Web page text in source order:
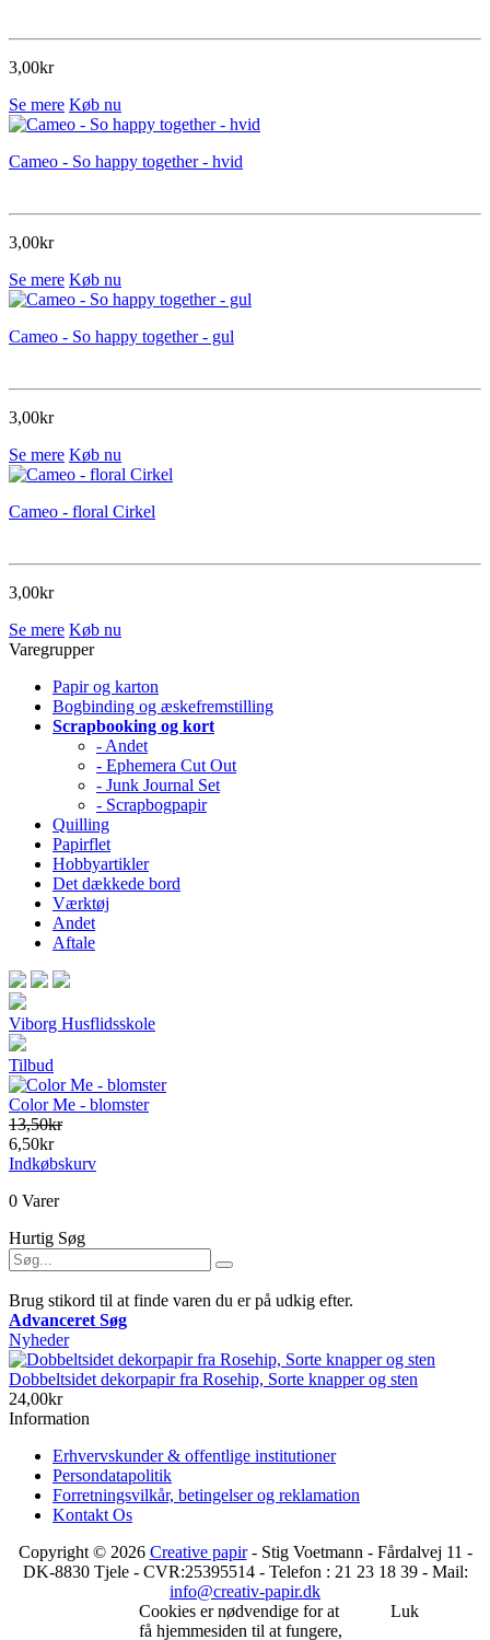
3,00kr
Se mere Køb nu
Cameo - So happy together - hvid
3,00kr
Se mere Køb nu
Cameo - So happy together - gul
3,00kr
Se mere Køb nu
Cameo - floral Cirkel
3,00kr
Se mere Køb nu
Varegrupper
Papir og karton
Bogbinding og æskefremstilling
Scrapbooking og kort
- Andet
- Ephemera Cut Out
- Junk Journal Set
- Scrapbogpapir
Quilling
Papirflet
Hobbyartikler
Det dækkede bord
Værktøj
Andet
Aftale
Viborg Husflidsskole
Tilbud
Color Me - blomster
13,50kr
6,50kr
Indkøbskurv
0 Varer
Hurtig Søg
Brug stikord til at finde varen du er på udkig efter.
Advanceret Søg
Nyheder
Dobbeltsidet dekorpapir fra Rosehip, Sorte knapper og sten
24,00kr
Information
Erhvervskunder & offentlige institutioner
Persondatapolitik
Forretningsvilkår, betingelser og reklamation
Kontakt Os
Copyright © 2026 Creative papir- Stig Voetmann - Fårdalvej 11 -
DK-8830 Tjele - CVR:25395514 - Telefon : 21 23 18 39 - Mail:
info@creativ-papir.dk
Cookies er nødvendige for at
få hjemmesiden til at fungere,
Luk